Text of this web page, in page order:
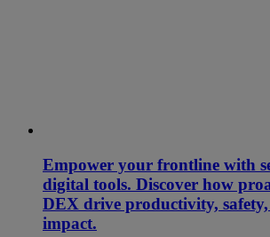
Empower your frontline with
digital tools. Discover how
DEX drive productivity, safety,
impact.